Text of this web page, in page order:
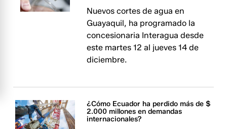
Nuevos cortes de agua en
Guayaquil, ha programado la
concesionaria Interagua desde
este martes 12 al jueves 14 de
diciembre.
¿Cómo Ecuador ha perdido más de $
2.000 millones en demandas
internacionales?